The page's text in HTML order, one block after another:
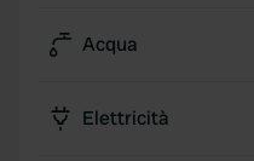
Acqua
Elettricità